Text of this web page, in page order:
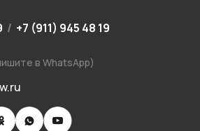
/ +7 (911) 945 48 19
в WhatsApp)